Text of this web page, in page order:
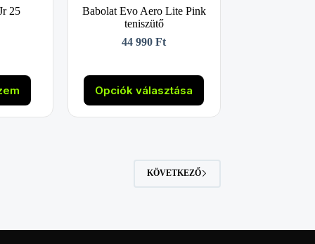
25
Babolat Evo Aero Lite Pink
teniszütő
44 990Ft
Opciók választása
Ennek
a
aKÖVETKEZŐ